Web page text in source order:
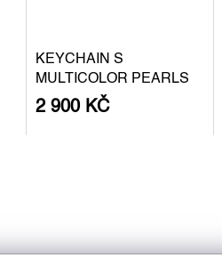
KEYCHAIN S
MULTICOLOR PEARLS
2 900 KČ